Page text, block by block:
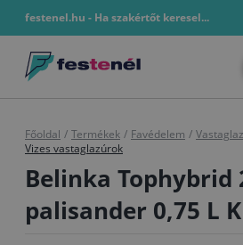
festenel.hu - Ha szakértőt keresel...
Főoldal / Termékek / Favédelem /
Vizes vastaglazúrok
Belinka Tophybrid
palisander 0,75 L